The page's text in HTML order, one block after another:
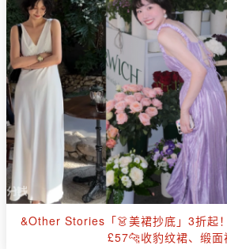
&Other Stories「👗美裙抄底」3折起
£57🐆收豹纹裙、缎面